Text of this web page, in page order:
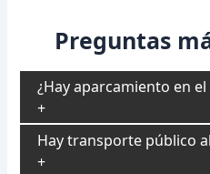
Preguntas
¿Hay aparcamiento en
Hay transporte público